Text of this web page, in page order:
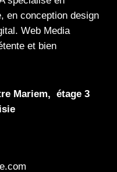
, en conception design
. Web Media
et bien
Mariem, étage 3